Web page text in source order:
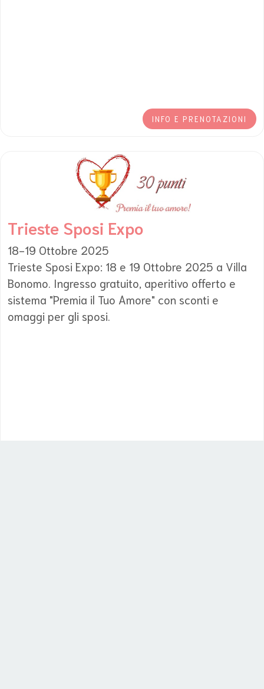
INFO E PRENOTAZIONI
Trieste Sposi Expo
18-19 Ottobre 2025
Trieste Sposi Expo: 18 e 19 Ottobre 2025 a Villa
Bonomo. Ingresso gratuito, aperitivo offerto e
sistema "Premia il Tuo Amore" con sconti e
omaggi per gli sposi.